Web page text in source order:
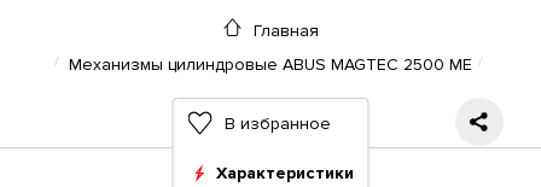
Главная
Механизмы цилиндровые ABUS MAGTEC 2500 ME
В избранное
Характеристики